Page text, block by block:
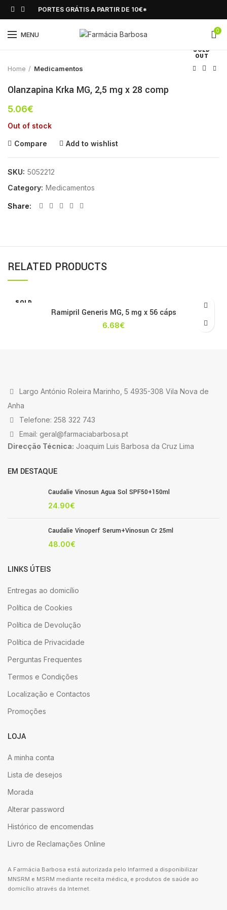
PORTES GRÁTIS A PARTIR DE 10€*
MENU 0
SOLD
OUT
Click to enlarge
Home Medicamentos
Olanzapina Krka MG, 2,5 mg x 28 comp
5.06€
Out of stock
Compare Add to wishlist
SKU: 5052212
Category: Medicamentos
Share
RELATED PRODUCTS
SOLD
Ramipril Generis MG, 5 mg x 56 cáps
6.68€
Largo António Roleira Marinho, 5 4935-308 Vila Nova de
Anha
Telefone: 258 322 743
Email: geral@farmaciabarbosa.pt
Direcção Técnica: Joaquim Luis Barbosa da Cruz Lima
EM DESTAQUE
Caudalie Vinosun Agua Sol SPF50+150ml
24.90€
Caudalie Vinoperf Serum+Vinosun Cr 25ml
48.00€
LINKS ÚTEIS
Entregas ao domicílio
Política de Cookies
Política de Devolução
Política de Privacidade
Perguntas Frequentes
Termos e Condições
Localização e Contactos
Promoções
LOJA
A minha conta
Lista de desejos
Morada
Alterar password
Histórico de encomendas
Livro de Reclamações Online
A Farmácia Barbosa está autorizada pelo Infarmed a disponibilizar
MNSRM e MSRM mediante receita médica, e produtos de saúde ao
domicílio através da Internet.